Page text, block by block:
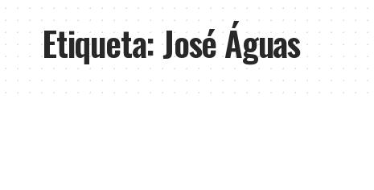
Etiqueta:José Águas